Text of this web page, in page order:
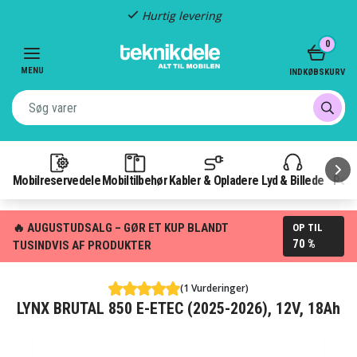
Hurtig levering
MENU
Mobilreservedele Mobiltilbehør Kabler & Opladere Lyd & Billede
0
INDKØBSKURV
🔥 AUGUSTUDSALG – GØR ET KUP BLANDT
TUSINDVIS AF PRODUKTER
OP TIL
70 %
(1 Vurderinger)
LYNX BRUTAL 850 E-ETEC (2025-2026), 12V, 18Ah